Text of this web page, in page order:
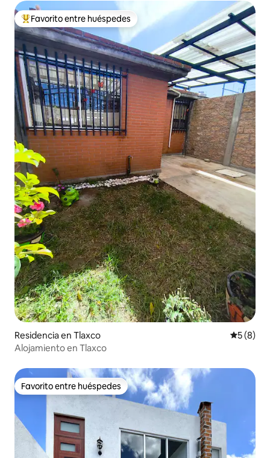
De los mejores en Favorito entre huéspedes
Favorito entre huéspedes
Residencia en Tlaxco
5 (8)
Alojamiento en Tlaxco
Favorito entre huéspedes
Favorito entre huéspedes